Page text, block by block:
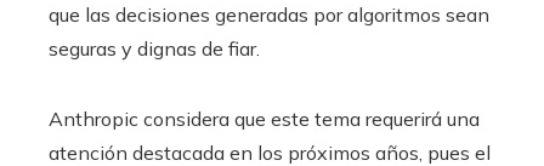
que las decisiones generadas por algoritmos sean
seguras y dignas de fiar.
Anthropic considera que este tema requerirá una
atención destacada en los próximos años, pues el